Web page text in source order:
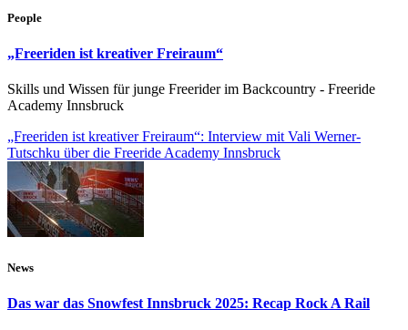
People
„Freeriden ist kreativer Freiraum“
Skills und Wissen für junge Freerider im Backcountry - Freeride
Academy Innsbruck
„Freeriden ist kreativer Freiraum“: Interview mit Vali Werner-
Tutschku über die Freeride Academy Innsbruck
News
Das war das Snowfest Innsbruck 2025: Recap Rock A Rail